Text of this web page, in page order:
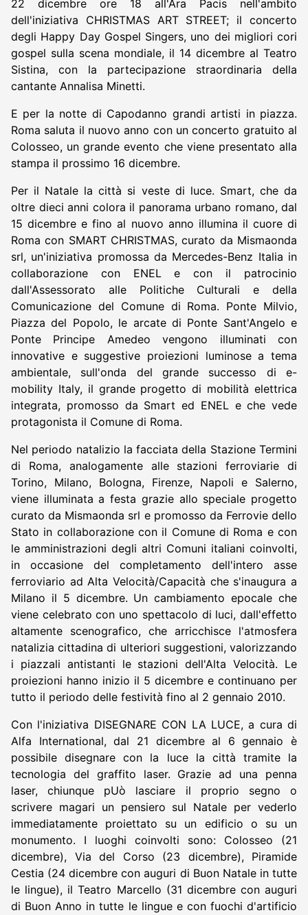
22 dicembre ore 18 all'Ara Pacis nell'ambito
dell'iniziativa CHRISTMAS ART STREET; il concerto
degli Happy Day Gospel Singers, uno dei migliori cori
gospel sulla scena mondiale, il 14 dicembre al Teatro
Sistina, con la partecipazione straordinaria della
cantante Annalisa Minetti.
E per la notte di Capodanno grandi artisti in piazza.
Roma saluta il nuovo anno con un concerto gratuito al
Colosseo, un grande evento che viene presentato alla
stampa il prossimo 16 dicembre.
Per il Natale la città si veste di luce. Smart, che da
oltre dieci anni colora il panorama urbano romano, dal
15 dicembre e fino al nuovo anno illumina il cuore di
Roma con SMART CHRISTMAS, curato da Mismaonda
srl, un'iniziativa promossa da Mercedes-Benz Italia in
collaborazione con ENEL e con il patrocinio
dall'Assessorato alle Politiche Culturali e della
Comunicazione del Comune di Roma. Ponte Milvio,
Piazza del Popolo, le arcate di Ponte Sant'Angelo e
Ponte Principe Amedeo vengono illuminati con
innovative e suggestive proiezioni luminose a tema
ambientale, sull'onda del grande successo di e-
mobility Italy, il grande progetto di mobilità elettrica
integrata, promosso da Smart ed ENEL e che vede
protagonista il Comune di Roma.
Nel periodo natalizio la facciata della Stazione Termini
di Roma, analogamente alle stazioni ferroviarie di
Torino, Milano, Bologna, Firenze, Napoli e Salerno,
viene illuminata a festa grazie allo speciale progetto
curato da Mismaonda srl e promosso da Ferrovie dello
Stato in collaborazione con il Comune di Roma e con
le amministrazioni degli altri Comuni italiani coinvolti,
in occasione del completamento dell'intero asse
ferroviario ad Alta Velocità/Capacità che s'inaugura a
Milano il 5 dicembre. Un cambiamento epocale che
viene celebrato con uno spettacolo di luci, dall'effetto
altamente scenografico, che arricchisce l'atmosfera
natalizia cittadina di ulteriori suggestioni, valorizzando
i piazzali antistanti le stazioni dell'Alta Velocità. Le
proiezioni hanno inizio il 5 dicembre e continuano per
tutto il periodo delle festività fino al 2 gennaio 2010.
Con l'iniziativa DISEGNARE CON LA LUCE, a cura di
Alfa International, dal 21 dicembre al 6 gennaio è
possibile disegnare con la luce la città tramite la
tecnologia del graffito laser. Grazie ad una penna
laser, chiunque pUò lasciare il proprio segno o
scrivere magari un pensiero sul Natale per vederlo
immediatamente proiettato su un edificio o su un
monumento. I luoghi coinvolti sono: Colosseo (21
dicembre), Via del Corso (23 dicembre), Piramide
Cestia (24 dicembre con auguri di Buon Natale in tutte
le lingue), il Teatro Marcello (31 dicembre con auguri
di Buon Anno in tutte le lingue e con fuochi d'artificio